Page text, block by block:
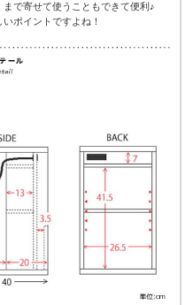
で寄せて使うこともできて便利♪
ポイントですよね！